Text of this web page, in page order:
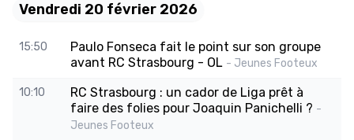
Vendredi 20 février 2026
15:50
Paulo Fonseca fait le point sur son groupe
avant RC Strasbourg - OL - Jeunes Footeux
10:10
RC Strasbourg : un cador de Liga prêt à
faire des folies pour Joaquin Panichelli ? -
Jeunes Footeux